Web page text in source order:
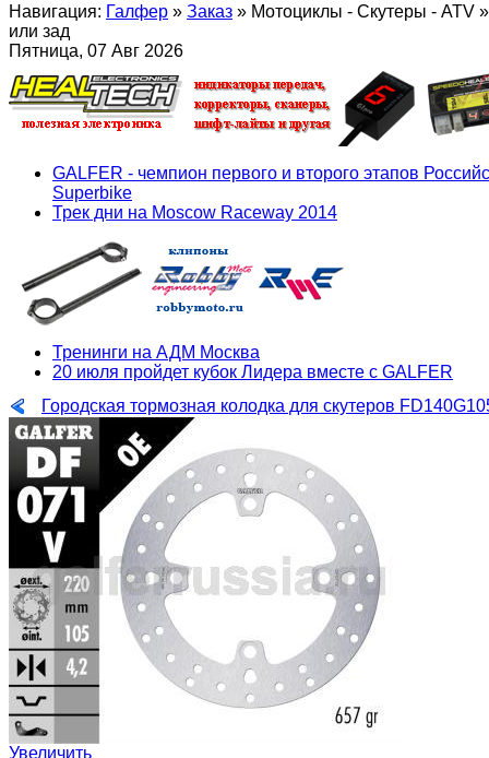
Навигация: Галфер » Заказ » Мотоциклы - Скутеры - ATV »
или зад
Пятница, 07 Авг 2026
GALFER - чемпион первого и второго этапов
Superbike
Трек дни на Moscow Raceway 2014
Тренинги на АДМ Москва
20 июля пройдет кубок Лидера вместе с GALFER
Городская тормозная колодка для скутеров
Увеличить